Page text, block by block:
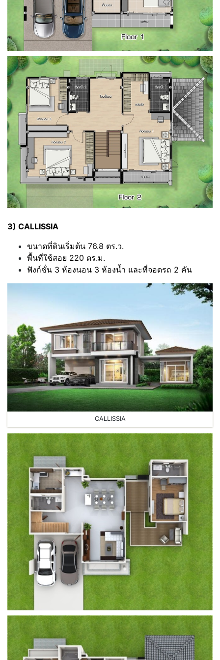
3) CALLISSIA
ขนาดที่ดินเริ่มต้น 76.8 ตร.ว.
พื้นที่ใช้สอย 220 ตร.ม.
ฟังก์ชั่น 3 ห้องนอน 3 ห้องน้ำ และที่จอดรถ 2 คัน
CALLISSIA